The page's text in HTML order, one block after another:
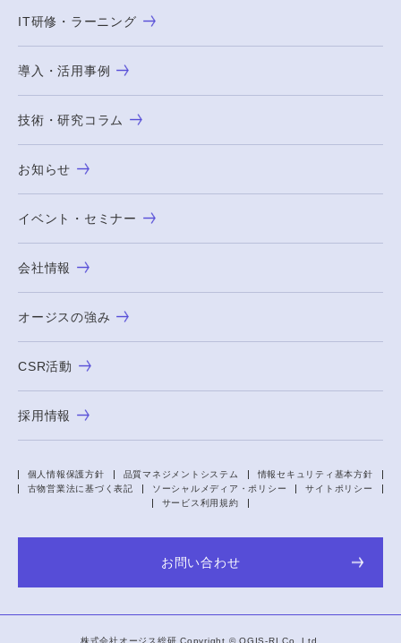
IT研修・ラーニング
導入・活用事例
技術・研究コラム
お知らせ
イベント・セミナー
会社情報
オージスの強み
CSR活動
採用情報
個人情報保護方針 品質マネジメントシステム
情報セキュリティ基本方針
古物営業法に基づく表記
ソーシャルメディア・ポリシー
サイトポリシー
サービス利用規約
お問い合わせ
株式会社オージス総研 Copyright ©OGIS-RI Co.,Ltd.